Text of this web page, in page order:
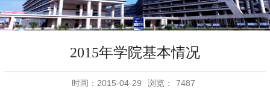
2015年学院基本情况
时间：2015-04-29 浏览： 7487